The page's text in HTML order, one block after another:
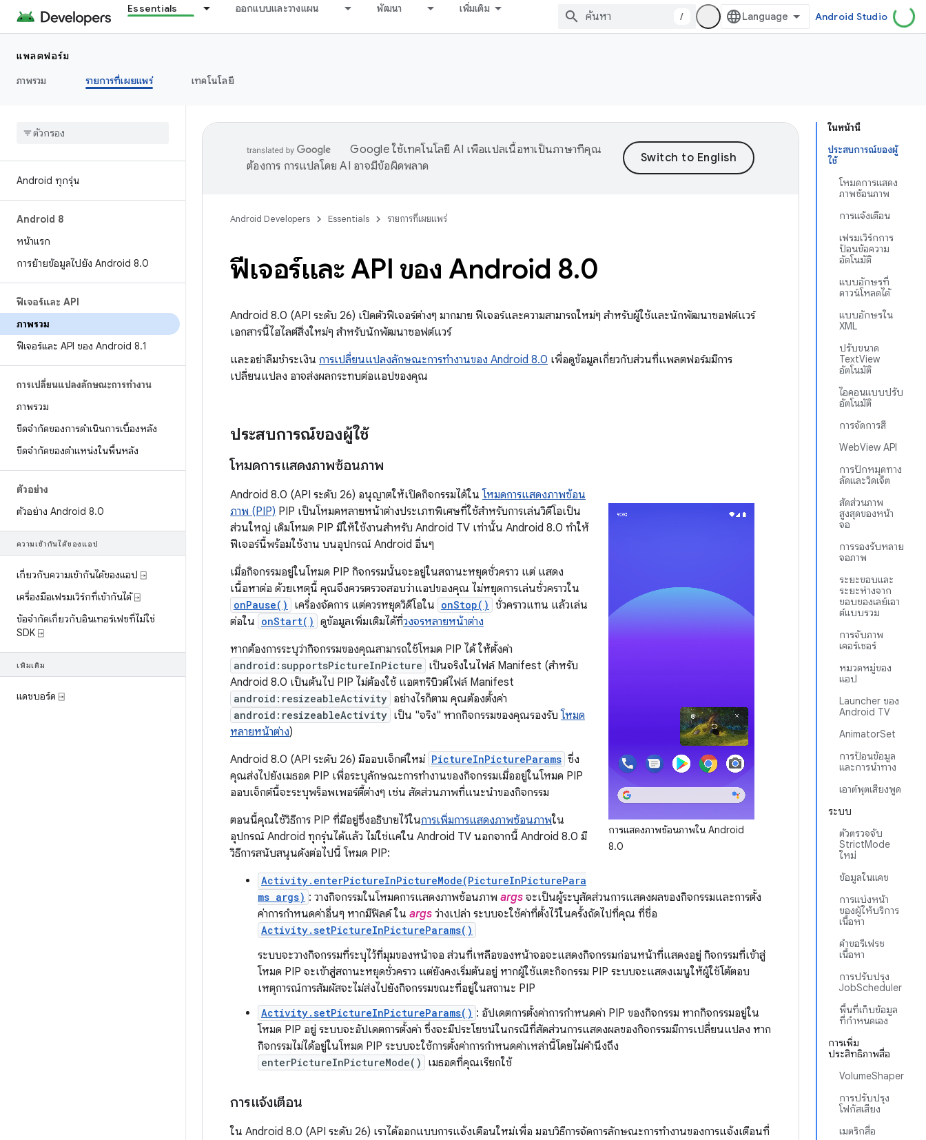
Essentials ออกแบบและวางแผน พัฒนา เพิ่มเติม
/ Android Studio
แพลตฟอร์ม
ภาพรวม
รายการที่เผยแพร่ เทคโนโลยี
Android ทุกรุ่น
Android 8
หน้าแรก
การย้ายข้อมูลไปยัง Android 8.0
ฟีเจอร์และ API
ภาพรวม
ฟีเจอร์และ API ของ Android 8.1
การเปลี่ยนแปลงลักษณะการทำงาน
ภาพรวม
ขีดจำกัดของการดำเนินการเบื้องหลัง
ขีดจำกัดของตำแหน่งในพื้นหลัง
ตัวอย่าง
ตัวอย่าง Android 8.0
ความเข้ากันได้ของแอป
เกี่ยวกับความเข้ากันได้ของแอป ⍈
เครื่องมือเฟรมเวิร์กที่เข้ากันได้ ⍈
ข้อจำกัดเกี่ยวกับอินเทอร์เฟซที่ไม่ใช่
SDK ⍈
เพิ่มเติม
แดชบอร์ด ⍈
ในหน้านี้
ประสบการณ์ของผู้
ใช้
โหมดการแสดง
ภาพซ้อนภาพ
การแจ้งเตือน
เฟรมเวิร์กการ
ป้อนข้อความ
อัตโนมัติ
แบบอักษรที่
ดาวน์โหลดได้
แบบอักษรใน
XML
ปรับขนาด
TextView
อัตโนมัติ
ไอคอนแบบปรับ
อัตโนมัติ
การจัดการสี
WebView API
การปักหมุดทาง
ลัดและวิดเจ็ต
สัดส่วนภาพ
สูงสุดของหน้า
จอ
การรองรับหลาย
จอภาพ
ระยะขอบและ
ระยะห่างจาก
ขอบของเลย์เอา
ต์แบบรวม
การจับภาพ
เคอร์เซอร์
หมวดหมู่ของ
แอป
Launcher ของ
Android TV
AnimatorSet
การป้อนข้อมูล
และการนำทาง
เอาต์พุตเสียงพูด
ระบบ
ตัวตรวจจับ
StrictMode
ใหม่
ข้อมูลในแคช
การแบ่งหน้า
ของผู้ให้บริการ
เนื้อหา
คำขอรีเฟรช
เนื้อหา
การปรับปรุง
JobScheduler
พื้นที่เก็บข้อมูล
ที่กำหนดเอง
การเพิ่ม
ประสิทธิภาพสื่อ
VolumeShaper
การปรับปรุง
โฟกัสเสียง
เมตริกสื่อ
Google ใช้เทคโนโลยี AI เพื่อแปลเนื้อหาเป็นภาษาที่คุณ
ต้องการ การแปลโดย AI อาจมีข้อผิดพลาด
Android Developers Essentials รายการที่เผยแพร่
ฟีเจอร์และ API ของ Android 8.0
Android 8.0 (API ระดับ 26) เปิดตัวฟีเจอร์ต่างๆ มากมาย ฟีเจอร์และความสามารถใหม่ๆ สำหรับผู้ใช้และนักพัฒนาซอฟต์แวร์
เอกสารนี้ไฮไลต์สิ่งใหม่ๆ สำหรับนักพัฒนาซอฟต์แวร์
และอย่าลืมชำระเงิน การเปลี่ยนแปลงลักษณะการทำงานของ Android 8.0 เพื่อดูข้อมูลเกี่ยวกับส่วนที่แพลตฟอร์มมีการ
เปลี่ยนแปลง อาจส่งผลกระทบต่อแอปของคุณ
ประสบการณ์ของผู้ใช้
โหมดการแสดงภาพซ้อนภาพ
การแสดงภาพซ้อนภาพใน Android
8.0
Android 8.0 (API ระดับ 26) อนุญาตให้เปิดกิจกรรมได้ใน โหมดการแสดงภาพซ้อน
ภาพ (PIP) PIP เป็นโหมดหลายหน้าต่างประเภทพิเศษที่ใช้สำหรับการเล่นวิดีโอเป็น
ส่วนใหญ่ เดิมโหมด PIP มีให้ใช้งานสำหรับ Android TV เท่านั้น Android 8.0 ทำให้
ฟีเจอร์นี้พร้อมใช้งาน บนอุปกรณ์ Android อื่นๆ
เมื่อกิจกรรมอยู่ในโหมด PIP กิจกรรมนั้นจะอยู่ในสถานะหยุดชั่วคราว แต่ แสดง
เนื้อหาต่อ ด้วยเหตุนี้ คุณจึงควรตรวจสอบว่าแอปของคุณ ไม่หยุดการเล่นชั่วคราวใน
onPause() เครื่องจัดการ แต่ควรหยุดวิดีโอใน onStop() ชั่วคราวแทน แล้วเล่น
ต่อใน onStart() ดูข้อมูลเพิ่มเติมได้ที่วงจรหลายหน้าต่าง
หากต้องการระบุว่ากิจกรรมของคุณสามารถใช้โหมด PIP ได้ ให้ตั้งค่า
android:supportsPictureInPicture เป็นจริงในไฟล์ Manifest (สำหรับ
Android 8.0 เป็นต้นไป PIP ไม่ต้องใช้ แอตทริบิวต์ไฟล์ Manifest
android:resizeableActivity อย่างไรก็ตาม คุณต้องตั้งค่า
android:resizeableActivity เป็น "จริง" หากกิจกรรมของคุณรองรับ โหมด
หลายหน้าต่าง)
Android 8.0 (API ระดับ 26) มีออบเจ็กต์ใหม่ PictureInPictureParams ซึ่ง
คุณส่งไปยังเมธอด PIP เพื่อระบุลักษณะการทำงานของกิจกรรมเมื่ออยู่ในโหมด PIP
ออบเจ็กต์นี้จะระบุพร็อพเพอร์ตี้ต่างๆ เช่น สัดส่วนภาพที่แนะนำของกิจกรรม
ตอนนี้คุณใช้วิธีการ PIP ที่มีอยู่ซึ่งอธิบายไว้ในการเพิ่มการแสดงภาพซ้อนภาพใน
อุปกรณ์ Android ทุกรุ่นได้แล้ว ไม่ใช่แค่ใน Android TV นอกจากนี้ Android 8.0 มี
วิธีการสนับสนุนดังต่อไปนี้ โหมด PIP:
Activity.enterPictureInPictureMode(PictureInPicturePara
ms args) : วางกิจกรรมในโหมดการแสดงภาพซ้อนภาพ args จะเป็นผู้ระบุสัดส่วนการแสดงผลของกิจกรรมและการตั้ง
ค่าการกําหนดค่าอื่นๆ หากมีฟิลด์ ใน args ว่างเปล่า ระบบจะใช้ค่าที่ตั้งไว้ในครั้งถัดไปที่คุณ ที่ชื่อ
Activity.setPictureInPictureParams()
ระบบจะวางกิจกรรมที่ระบุไว้ที่มุมของหน้าจอ ส่วนที่เหลือของหน้าจอจะแสดงกิจกรรมก่อนหน้าที่แสดงอยู่ กิจกรรมที่เข้าสู่
โหมด PIP จะเข้าสู่สถานะหยุดชั่วคราว แต่ยังคงเริ่มต้นอยู่ หากผู้ใช้แตะกิจกรรม PIP ระบบจะแสดงเมนูให้ผู้ใช้โต้ตอบ
เหตุการณ์การสัมผัสจะไม่ส่งไปยังกิจกรรมขณะที่อยู่ในสถานะ PIP
Activity.setPictureInPictureParams() : อัปเดตการตั้งค่าการกำหนดค่า PIP ของกิจกรรม หากกิจกรรมอยู่ใน
โหมด PIP อยู่ ระบบจะอัปเดตการตั้งค่า ซึ่งจะมีประโยชน์ในกรณีที่สัดส่วนการแสดงผลของกิจกรรมมีการเปลี่ยนแปลง หาก
กิจกรรมไม่ได้อยู่ในโหมด PIP ระบบจะใช้การตั้งค่าการกำหนดค่าเหล่านี้โดยไม่คำนึงถึง
enterPictureInPictureMode() เมธอดที่คุณเรียกใช้
การแจ้งเตือน
ใน Android 8.0 (API ระดับ 26) เราได้ออกแบบการแจ้งเตือนใหม่เพื่อ มอบวิธีการจัดการลักษณะการทำงานของการแจ้งเตือนที่